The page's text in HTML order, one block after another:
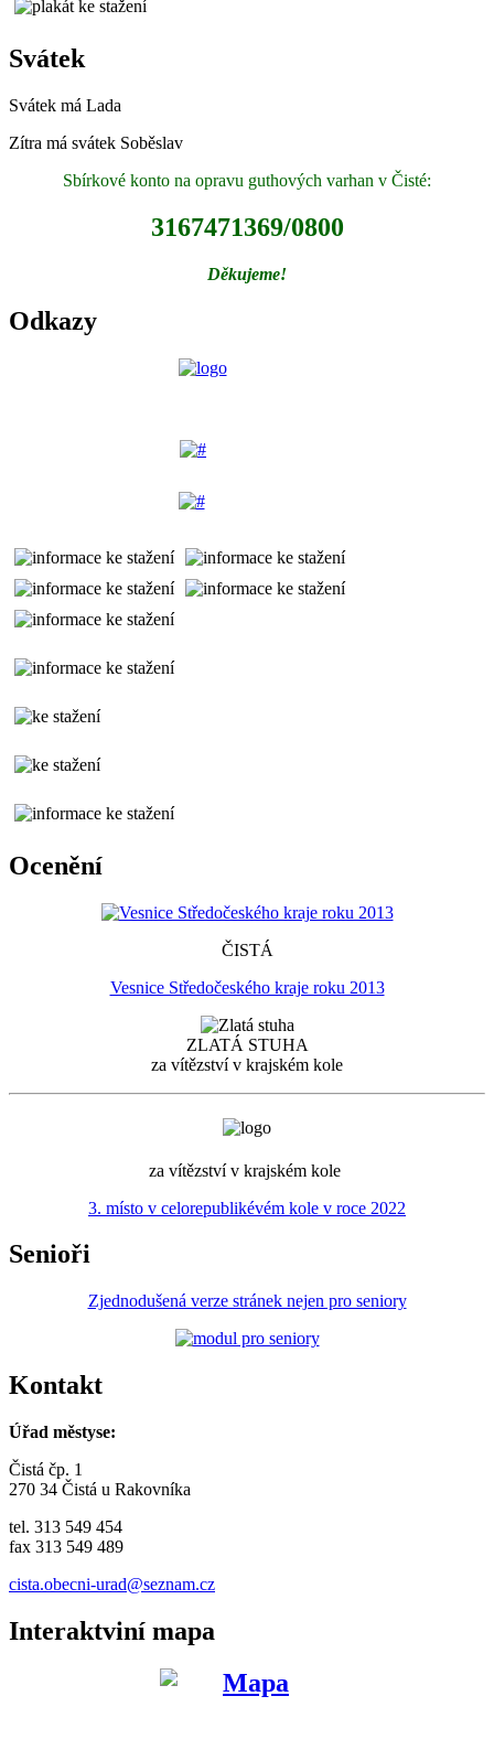
Svátek
Svátek má Lada
Zítra má svátek Soběslav
Sbírkové konto na opravu guthových varhan v Čisté:
3167471369/0800
Děkujeme!
Odkazy
Ocenění
ČISTÁ
Vesnice Středočeského kraje roku 2013
ZLATÁ STUHA
za vítězství v krajském kole
za vítězství v krajském kole
3. místo v celorepublikévém kole v roce 2022
Senioři
Zjednodušená verze stránek nejen pro seniory
Kontakt
Úřad městyse:
Čistá čp. 1
270 34 Čistá u Rakovníka
tel. 313 549 454
fax 313 549 489
cista.obecni-urad@seznam.cz
Interaktviní mapa